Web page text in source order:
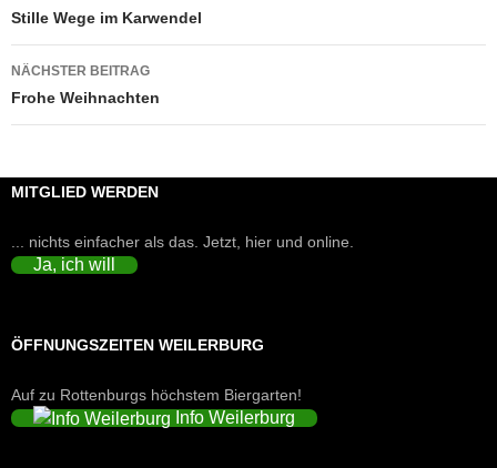
Stille Wege im Karwendel
NÄCHSTER BEITRAG
Frohe Weihnachten
MITGLIED WERDEN
... nichts einfacher als das. Jetzt, hier und online.
Ja, ich will
ÖFFNUNGSZEITEN WEILERBURG
Auf zu Rottenburgs höchstem Biergarten!
Info Weilerburg